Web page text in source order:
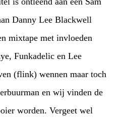
Danny Lee Blackwell
mixtape met invloeden
Funkadelic en Lee
(flink) wennen maar toch
en wij vinden de
worden. Vergeet wel